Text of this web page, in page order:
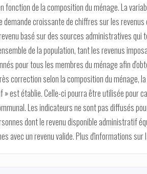
fonction de la composition du ménage. La
demande croissante de chiffres sur les
basé sur des sources administratives qui
de la population, tant les revenus
pour tous les membres du ménage afin
correction selon la composition du ménage,
» est établie. Celle-ci pourra être utilisée pour
Les indicateurs ne sont pas diffusés
dont le revenu disponible administratif
avec un revenu valide. Plus d'informations